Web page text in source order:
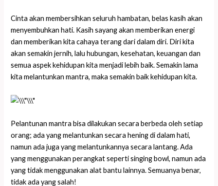
Cinta akan membersihkan seluruh hambatan, belas kasih akan
menyembuhkan hati. Kasih sayang akan memberikan energi
dan memberikan kita cahaya terang dari dalam diri. Diri kita
akan semakin jernih, lalu hubungan, kesehatan, keuangan dan
semua aspek kehidupan kita menjadi lebih baik. Semakin lama
kita melantunkan mantra, maka semakin baik kehidupan kita.
Pelantunan mantra bisa dilakukan secara berbeda oleh setiap
orang; ada yang melantunkan secara hening di dalam hati,
namun ada juga yang melantunkannya secara lantang. Ada
yang menggunakan perangkat seperti singing bowl, namun ada
yang tidak menggunakan alat bantu lainnya. Semuanya benar,
tidak ada yang salah!